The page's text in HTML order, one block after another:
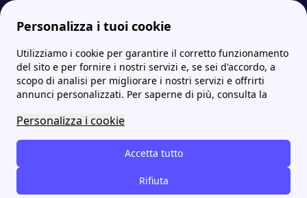
Personalizza i tuoi cookie
Utilizziamo i cookie per garantire il corretto funzionamento
del sito e per fornire i nostri servizi e, se sei d'accordo, a
scopo di analisi per migliorare i nostri servizi e offrirti
annunci personalizzati. Per saperne di più, consulta la
Personalizza i cookie
Accetta tutto
Rifiuta
Energia-Luce.it MoreLuce Energit Gas e Luce: offerte, contatti e sportelli
Energit Gas e Luce:
offerte, contatti e
sportelli